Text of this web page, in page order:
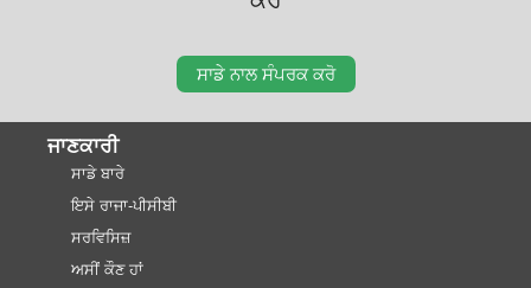
ਸਾਡੇ ਨਾਲ ਸੰਪਰਕ ਕਰੋ
ਜਾਣਕਾਰੀ
ਸਾਡੇ ਬਾਰੇ
ਇਸੇ ਰਾਜਾ-ਪੀਸੀਬੀ
ਸਰਵਿਸਿਜ਼
ਅਸੀਂ ਕੌਣ ਹਾਂ